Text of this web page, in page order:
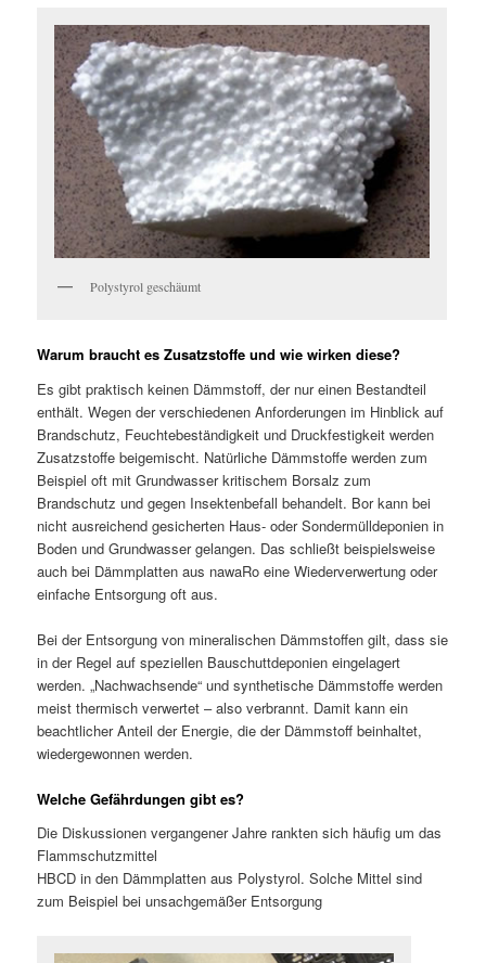
Polystyrol geschäumt
Warum braucht es Zusatzstoffe und wie wirken diese?
Es gibt praktisch keinen Dämmstoff, der nur einen Bestandteil
enthält. Wegen der verschiedenen Anforderungen im Hinblick auf
Brandschutz, Feuchtebeständigkeit und Druckfestigkeit werden
Zusatzstoffe beigemischt. Natürliche Dämmstoffe werden zum
Beispiel oft mit Grundwasser kritischem Borsalz zum
Brandschutz und gegen Insektenbefall behandelt. Bor kann bei
nicht ausreichend gesicherten Haus- oder Sondermülldeponien in
Boden und Grundwasser gelangen. Das schließt beispielsweise
auch bei Dämmplatten aus nawaRo eine Wiederverwertung oder
einfache Entsorgung oft aus.
Bei der Entsorgung von mineralischen Dämmstoffen gilt, dass sie
in der Regel auf speziellen Bauschuttdeponien eingelagert
werden. „Nachwachsende“ und synthetische Dämmstoffe werden
meist thermisch verwertet – also verbrannt. Damit kann ein
beachtlicher Anteil der Energie, die der Dämmstoff beinhaltet,
wiedergewonnen werden.
Welche Gefährdungen gibt es?
Die Diskussionen vergangener Jahre rankten sich häufig um das
Flammschutzmittel
HBCD in den Dämmplatten aus Polystyrol. Solche Mittel sind
zum Beispiel bei unsachgemäßer Entsorgung